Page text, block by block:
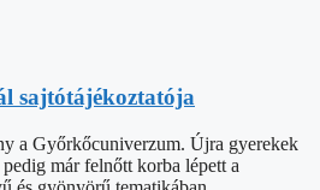
sajtótájékoztatója
a Győrkőcuniverzum. Újra gyerekek
már felnőtt korba lépett a